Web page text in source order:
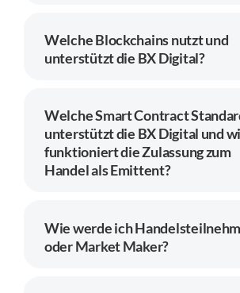
Welche Blockchains nutzt und
unterstützt die BX Digital?
Welche Smart Contract
unterstützt die BX Digital und
funktioniert die Zulassung zum
Handel als Emittent?
Wie werde ich
oder Market Maker?